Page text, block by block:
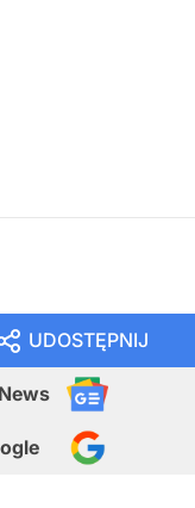
UDOSTĘPNIJ